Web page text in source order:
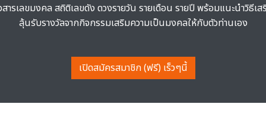
สารเลขมงคล สถิติเลขดัง ดวงรายวัน รายเดือน รายปี พร้อมแนะนำวิธีเส
ลุ้นรับรางวัลจากกิจกรรมเสริมความเป็นมงคลให้กับตัวท่านเอง
เปิดสมัครสมาชิก (ฟรี) เร็วๆนี้